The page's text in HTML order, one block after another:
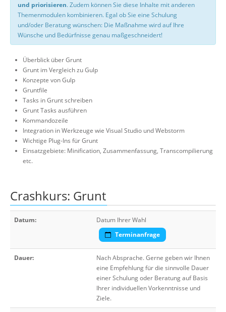
und priorisieren. Zudem können Sie diese Inhalte mit anderen
Themenmodulen kombinieren. Egal ob Sie eine Schulung
und/oder Beratung wünschen: Die Maßnahme wird auf Ihre
Wünsche und Bedürfnisse genau maßgeschneidert!
Überblick über Grunt
Grunt im Vergleich zu Gulp
Konzepte von Gulp
Gruntfile
Tasks in Grunt schreiben
Grunt Tasks ausführen
Kommandozeile
Integration in Werkzeuge wie Visual Studio und Webstorm
Wichtige Plug-Ins für Grunt
Einsatzgebiete: Minification, Zusammenfassung, Transcompilierung
etc.
Crashkurs: Grunt
Datum:
Datum Ihrer Wahl
Terminanfrage
Dauer:
Nach Absprache. Gerne geben wir Ihnen
eine Empfehlung für die sinnvolle Dauer
einer Schulung oder Beratung auf Basis
Ihrer individuellen Vorkenntnisse und
Ziele.